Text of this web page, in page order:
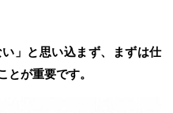
」と思い込まず、まずは仕
とが重要です。